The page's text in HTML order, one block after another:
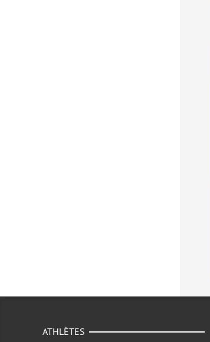
ATHLÈTES